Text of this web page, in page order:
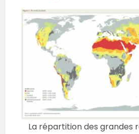
La répartition des grandes